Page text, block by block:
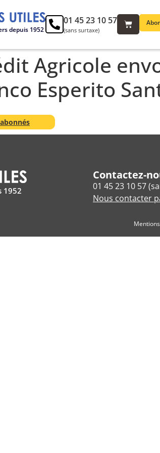
depuis 1952
01 45 23 10 57
(sans surtaxe)
Agricole
Esperito
1952
Contactez-
01 45 23 10 57
Nous contacter